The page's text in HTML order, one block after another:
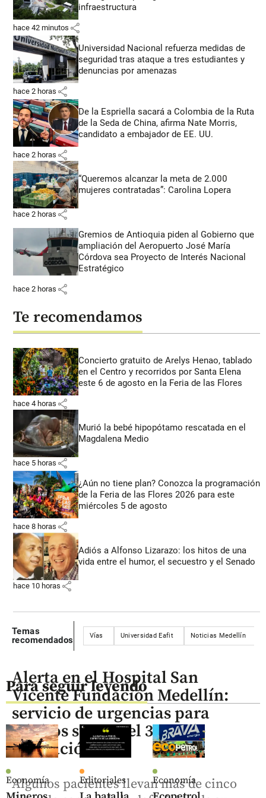
infraestructura
hace 42 minutos share
Universidad Nacional refuerza medidas de
seguridad tras ataque a tres estudiantes y
denuncias por amenazas
hace 2 horas share
De la Espriella sacará a Colombia de la Ruta
de la Seda de China, afirma Nate Morris,
candidato a embajador de EE. UU.
hace 2 horas share
“Queremos alcanzar la meta de 2.000
mujeres contratadas”: Carolina Lopera
hace 2 horas share
Gremios de Antioquia piden al Gobierno que
ampliación del Aeropuerto José María
Córdova sea Proyecto de Interés Nacional
Estratégico
hace 2 horas share
Te recomendamos
Concierto gratuito de Arelys Henao, tablado
en el Centro y recorridos por Santa Elena
este 6 de agosto en la Feria de las Flores
hace 4 horas share
Murió la bebé hipopótamo rescatada en el
Magdalena Medio
hace 5 horas share
¿Aún no tiene plan? Conozca la programación
de la Feria de las Flores 2026 para este
miércoles 5 de agosto
hace 8 horas share
Adiós a Alfonso Lizarazo: los hitos de una
vida entre el humor, el secuestro y el Senado
hace 10 horas share
Temas
recomendados
Vías Universidad Eafit Noticias Medellín
Para seguir leyendo
Economía Editoriales Economía
Alerta en el Hospital San
Vicente Fundación Medellín:
servicio de urgencias para
adultos supera el 300% de
saturación
Algunos pacientes llevan más de cinco